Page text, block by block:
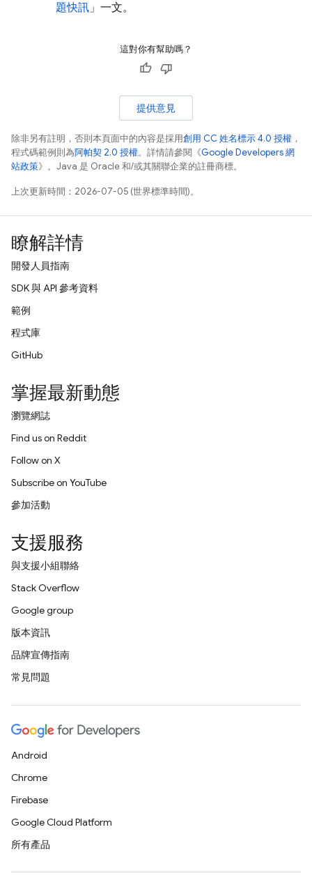
題快訊」一文。
這對你有幫助嗎？
提供意見
除非另有註明，否則本頁面中的內容是採用創用 CC 姓名標示 4.0 授權 ，
程式碼範例則為阿帕契 2.0 授權。詳情請參閱《Google Developers 網
站政策》。Java 是 Oracle 和/或其關聯企業的註冊商標。
上次更新時間：2026-07-05 (世界標準時間)。
瞭解詳情
開發人員指南
SDK 與 API 參考資料
範例
程式庫
GitHub
掌握最新動態
瀏覽網誌
Find us on Reddit
Follow on X
Subscribe on YouTube
參加活動
支援服務
與支援小組聯絡
Stack Overflow
Google group
版本資訊
品牌宣傳指南
常見問題
Android
Chrome
Firebase
Google Cloud Platform
所有產品